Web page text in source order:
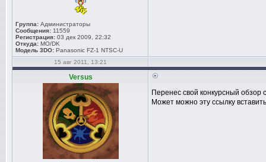
Группа: Администраторы
Сообщения: 11559
Регистрация: 03 дек 2009, 22:32
Откуда: MO/DK
Модель 3DO: Panasonic FZ-1 NTSC-U
15 авг 2011, 13:21
Versus
Перенес свой конкурсный обзор
Может можно эту ссылку